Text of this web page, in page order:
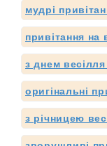
мудрі
привітання на
з днем
оригінальні
з річницею